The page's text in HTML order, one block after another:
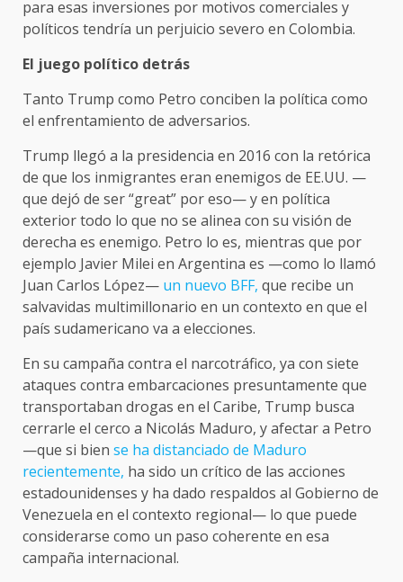
para esas inversiones por motivos comerciales y
políticos tendría un perjuicio severo en Colombia.
El juego político detrás
Tanto Trump como Petro conciben la política como
el enfrentamiento de adversarios.
Trump llegó a la presidencia en 2016 con la retórica
de que los inmigrantes eran enemigos de EE.UU. —
que dejó de ser “great” por eso— y en política
exterior todo lo que no se alinea con su visión de
derecha es enemigo. Petro lo es, mientras que por
ejemplo Javier Milei en Argentina es —como lo llamó
Juan Carlos López— un nuevo BFF, que recibe un
salvavidas multimillonario en un contexto en que el
país sudamericano va a elecciones.
En su campaña contra el narcotráfico, ya con siete
ataques contra embarcaciones presuntamente que
transportaban drogas en el Caribe, Trump busca
cerrarle el cerco a Nicolás Maduro, y afectar a Petro
—que si bien se ha distanciado de Maduro
recientemente, ha sido un crítico de las acciones
estadounidenses y ha dado respaldos al Gobierno de
Venezuela en el contexto regional— lo que puede
considerarse como un paso coherente en esa
campaña internacional.